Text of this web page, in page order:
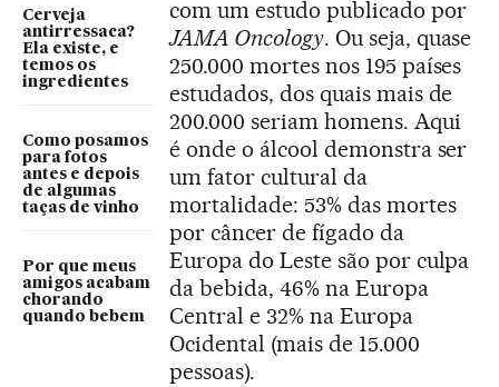
Cerveja
antirressaca?
Ela existe, e
temos os
ingredientes
Como posamos
para fotos
antes e depois
de algumas
taças de vinho
Por que meus
amigos acabam
chorando
quando bebem
com um estudo publicado por
JAMA Oncology. Ou seja, quase
250.000 mortes nos 195 países
estudados, dos quais mais de
200.000 seriam homens. Aqui
é onde o álcool demonstra ser
um fator cultural da
mortalidade: 53% das mortes
por câncer de fígado da
Europa do Leste são por culpa
da bebida, 46% na Europa
Central e 32% na Europa
Ocidental (mais de 15.000
pessoas).